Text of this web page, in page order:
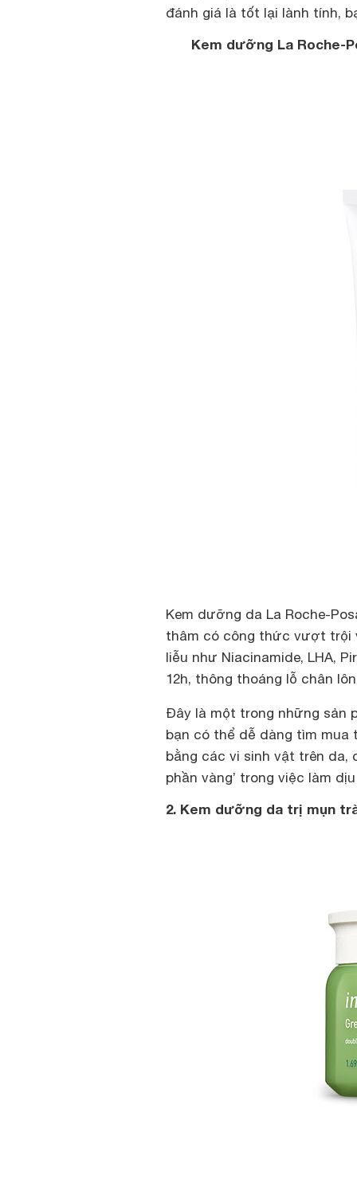
đánh giá là tốt lại lành tính,
Kem dưỡng La Roche-
Kem dưỡng da La Roche-
thâm có công thức vượt trội
liễu như Niacinamide, LHA,
12h, thông thoáng lỗ chân
Đây là một trong những sản
bạn có thể dễ dàng tìm
bằng các vi sinh vật trên da,
phần vàng’ trong việc làm
2. Kem dưỡng da trị mụn